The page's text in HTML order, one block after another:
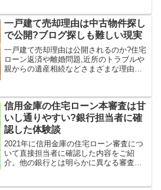
一戸建て売却理由は中古物件探し
で公開?ブログ探しも難しい現実
一戸建て売却理由は公開されるのか?住宅
ローン返済や離婚問題,近所のトラブルや
親からの遺産相続などさまざまな理由が
信用金庫の住宅ローン本審査は甘
いし通りやすい?銀行担当者に確
認した体験談
2021年に信用金庫の住宅ローン審査につ
いて直接担当者に確認した内容をご紹
介。他の銀行とは明らかに異なる審査条